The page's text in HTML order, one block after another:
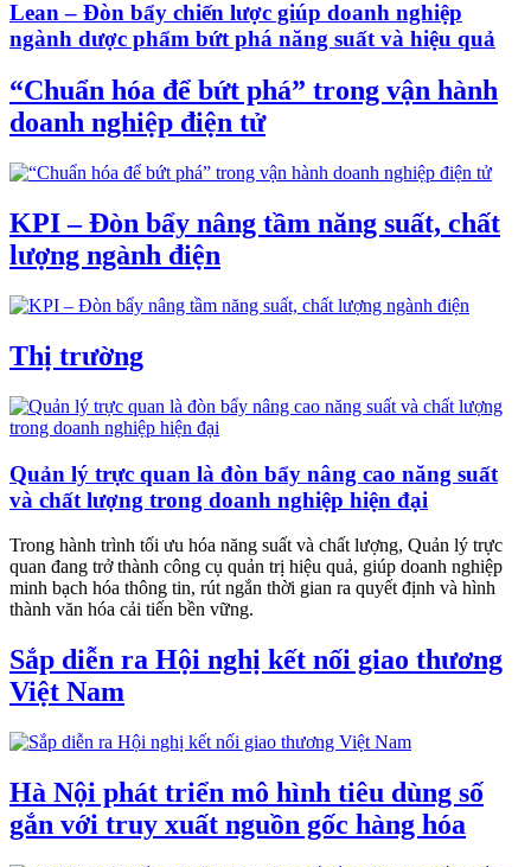
Lean – Đòn bẩy chiến lược giúp doanh nghiệp
ngành dược phẩm bứt phá năng suất và hiệu quả
“Chuẩn hóa để bứt phá” trong vận hành
doanh nghiệp điện tử
KPI – Đòn bẩy nâng tầm năng suất, chất
lượng ngành điện
Thị trường
Quản lý trực quan là đòn bẩy nâng cao năng suất
và chất lượng trong doanh nghiệp hiện đại
Trong hành trình tối ưu hóa năng suất và chất lượng, Quản lý trực
quan đang trở thành công cụ quản trị hiệu quả, giúp doanh nghiệp
minh bạch hóa thông tin, rút ngắn thời gian ra quyết định và hình
thành văn hóa cải tiến bền vững.
Sắp diễn ra Hội nghị kết nối giao thương
Việt Nam
Hà Nội phát triển mô hình tiêu dùng số
gắn với truy xuất nguồn gốc hàng hóa